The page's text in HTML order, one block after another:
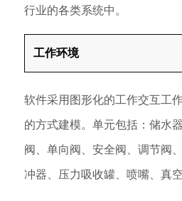
行业的各类系统中。
工作环境
软件采用图形化的工作交互工
的方式建模。单元包括：储水
阀、单向阀、安全阀、调节阀
冲器、压力吸收罐、喷嘴、真